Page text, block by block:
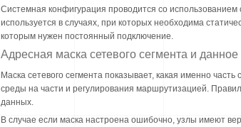
Системная конфигурация проводится со
используется в случаях, при которых необходима
которым нужен постоянный подключение.
Адресная маска сетевого сегмента и
Маска сетевого сегмента показывает, какая именно
среды на части и регулирования маршрутизацией.
данных.
В случае если маска настроена ошибочно, узлы имеют